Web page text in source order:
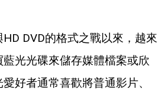
DVD的格式之戰以來，越來
光光碟來儲存媒體檔案或欣
好者通常喜歡將普通影片、